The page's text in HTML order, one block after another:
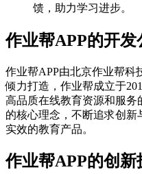
馈，助力学习进步。
作业帮APP的开发
作业帮APP由北京作业帮科
倾力打造，作业帮成立于
高品质在线教育资源和服务
的核心理念，不断追求创
实效的教育产品。
作业帮APP的创新